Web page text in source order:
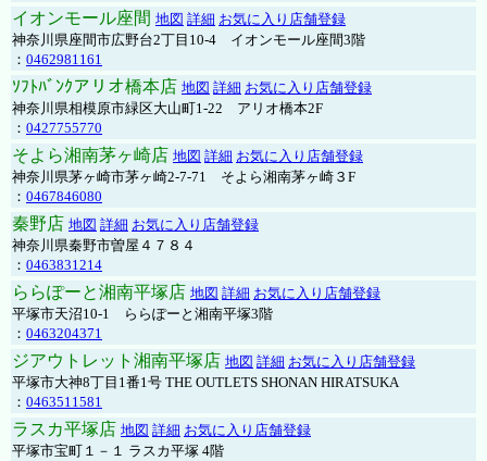
イオンモール座間 地図 詳細 お気に入り店舗登録
神奈川県座間市広野台2丁目10-4 イオンモール座間3階
： 0462981161
ｿﾌﾄﾊﾞﾝｸアリオ橋本店 地図 詳細 お気に入り店舗登録
神奈川県相模原市緑区大山町1-22 アリオ橋本2F
： 0427755770
そよら湘南茅ヶ崎店 地図 詳細 お気に入り店舗登録
神奈川県茅ヶ崎市茅ヶ崎2‐7‐71 そよら湘南茅ヶ崎３F
： 0467846080
秦野店 地図 詳細 お気に入り店舗登録
神奈川県秦野市曽屋４７８４
： 0463831214
ららぽーと湘南平塚店 地図 詳細 お気に入り店舗登録
平塚市天沼10-1 ららぽーと湘南平塚3階
： 0463204371
ジアウトレット湘南平塚店 地図 詳細 お気に入り店舗登録
平塚市大神8丁目1番1号 THE OUTLETS SHONAN HIRATSUKA
： 0463511581
ラスカ平塚店 地図 詳細 お気に入り店舗登録
平塚市宝町１－１ ラスカ平塚 4階